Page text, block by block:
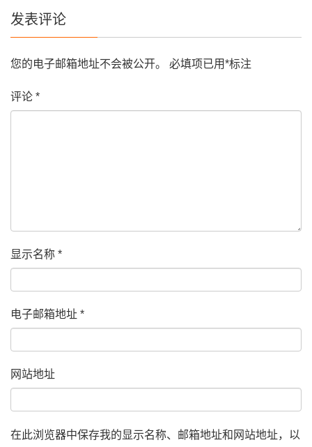
发表评论
您的电子邮箱地址不会被公开。 必填项已用*标注
评论 *
显示名称 *
电子邮箱地址 *
网站地址
在此浏览器中保存我的显示名称、邮箱地址和网站地址，以